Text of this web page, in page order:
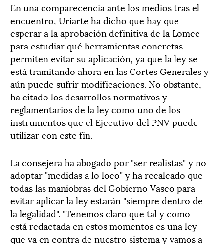
En una comparecencia ante los medios tras el
encuentro, Uriarte ha dicho que hay que
esperar a la aprobación definitiva de la Lomce
para estudiar qué herramientas concretas
permiten evitar su aplicación, ya que la ley se
está tramitando ahora en las Cortes Generales y
aún puede sufrir modificaciones. No obstante,
ha citado los desarrollos normativos y
reglamentarios de la ley como uno de los
instrumentos que el Ejecutivo del PNV puede
utilizar con este fin.
La consejera ha abogado por "ser realistas" y no
adoptar "medidas a lo loco" y ha recalcado que
todas las maniobras del Gobierno Vasco para
evitar aplicar la ley estarán "siempre dentro de
la legalidad". "Tenemos claro que tal y como
está redactada en estos momentos es una ley
que va en contra de nuestro sistema y vamos a